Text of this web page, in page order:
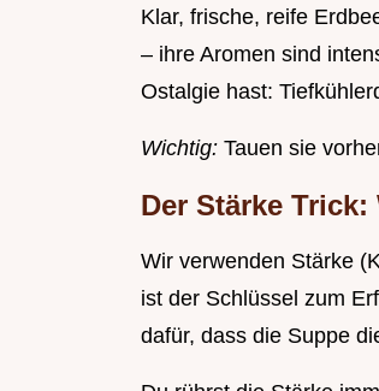
Klar, frische, reife
– ihre Aromen sind
Ostalgie hast:
Wichtig: Tauen sie
Der Stärke
Wir verwenden Stärke
ist der Schlüssel zum
dafür, dass die Suppe